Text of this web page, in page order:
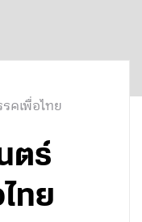
คเพื่อไทย
ตร์
ทย